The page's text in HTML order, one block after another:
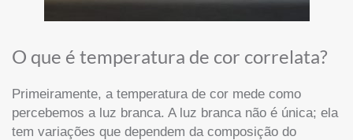
O que é temperatura de cor correlata?
Primeiramente, a temperatura de cor mede como
percebemos a luz branca. A luz branca não é única; ela
tem variações que dependem da composição do